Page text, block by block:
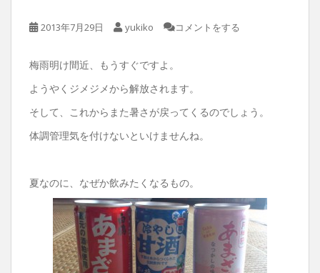
2013年7月29日 yukiko コメントをする
梅雨明け間近、もうすぐですよ。
ようやくジメジメから解放されます。
そして、これからまた暑さが戻ってくるのでしょう。
体調管理気を付けないといけませんね。
夏なのに、なぜか飲みたくなるもの。